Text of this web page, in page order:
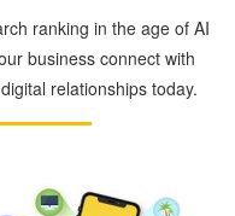
ranking in the age of AI
business connect with
relationships today.